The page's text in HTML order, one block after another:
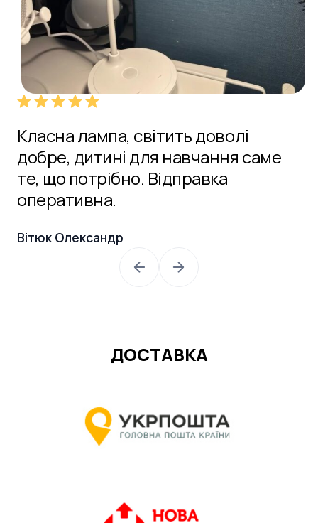
Класна лампа, світить доволі
добре, дитині для навчання саме
те, що потрібно. Відправка
оперативна.
Вітюк Олександр
ДОСТАВКА